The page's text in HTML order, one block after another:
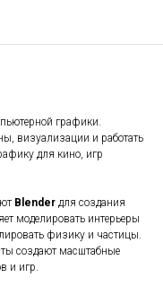
графики.
визуализации и работать
для кино, игр
Blender для создания
моделировать интерьеры
физику и частицы.
создают масштабные
и игр.